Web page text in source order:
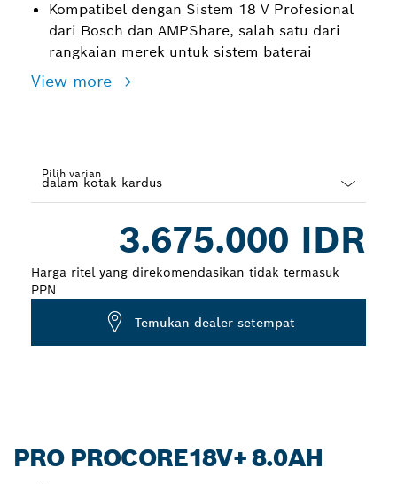
Kompatibel dengan Sistem 18 V Profesional
dari Bosch dan AMPShare, salah satu dari
rangkaian merek untuk sistem baterai
View more
Pilih varian
3.675.000 IDR
Harga ritel yang direkomendasikan tidak termasuk
PPN
Temukan dealer setempat
PRO PROCORE18V+ 8.0AH